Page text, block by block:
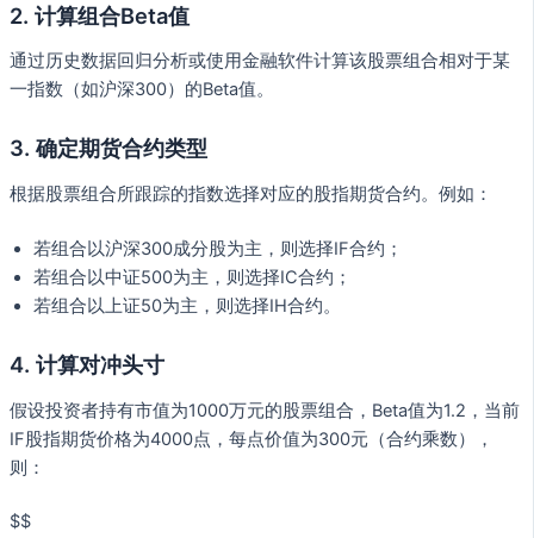
2. 计算组合Beta值
通过历史数据回归分析或使用金融软件计算该股票组合相对于某
一指数（如沪深300）的Beta值。
3. 确定期货合约类型
根据股票组合所跟踪的指数选择对应的股指期货合约。例如：
若组合以沪深300成分股为主，则选择IF合约；
若组合以中证500为主，则选择IC合约；
若组合以上证50为主，则选择IH合约。
4. 计算对冲头寸
假设投资者持有市值为1000万元的股票组合，Beta值为1.2，当前
IF股指期货价格为4000点，每点价值为300元（合约乘数），
则：
$$